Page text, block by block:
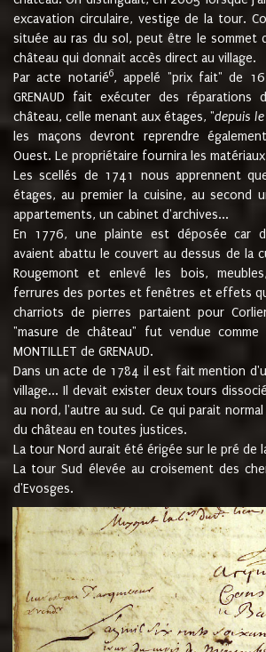
excavation circulaire, vestige de la tour.
située au ras du sol, peut être le sommet
château qui donnait accès direct au village.
Par acte notarié6, appelé "prix fait" de
GRENAUD fait exécuter des
château, celle menant aux étages, "depuis
les maçons devront reprendre
Ouest. Le propriétaire fournira les
Les scellés de 1741 nous apprennent
étages, au premier la cuisine, au second
appartements, un cabinet d'archives...
En 1776, une plainte est déposée car
avaient abattu le couvert au dessus de la
Rougemont et enlevé les bois,
ferrures des portes et fenêtres et effets
charriots de pierres partaient pour
"masure de château" fut vendue
MONTILLET de GRENAUD.
Dans un acte de 1784 il est fait mention
village... Il devait exister deux tours
au nord, l'autre au sud. Ce qui parait
du château en toutes justices.
La tour Nord aurait été érigée sur le pré de
La tour Sud élevée au croisement des
d'Evosges.